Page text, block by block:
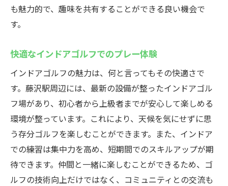
も魅力的で、趣味を共有することができる良い機会で
す。
快適なインドアゴルフでのプレー体験
インドアゴルフの魅力は、何と言ってもその快適さで
す。藤沢駅周辺には、最新の設備が整ったインドアゴル
フ場があり、初心者から上級者までが安心して楽しめる
環境が整っています。これにより、天候を気にせずに思
う存分ゴルフを楽しむことができます。また、インドア
での練習は集中力を高め、短期間でのスキルアップが期
待できます。仲間と一緒に楽しむことができるため、ゴ
ルフの技術向上だけではなく、コミュニティとの交流も